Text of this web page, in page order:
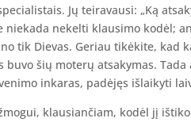
Jų teiravausi: „Ką
niekada nekelti klausimo kodėl;
tik Dievas. Geriau tikėkite, kad
buvo šių moterų atsakymas.
inkaras, padėjęs išlaikyti
klausiančiam, kodėl jį